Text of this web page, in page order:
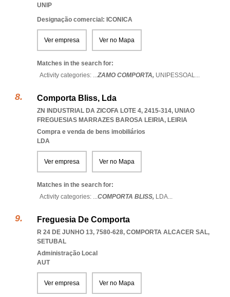
UNIP
Designação comercial: ICONICA
Ver empresa Ver no Mapa
Matches in the search for:
Activity categories: ...ZAMO COMPORTA, UNIPESSOAL...
Comporta Bliss, Lda
ZN INDUSTRIAL DA ZICOFA LOTE 4, 2415-314, UNIAO
FREGUESIAS MARRAZES BAROSA LEIRIA, LEIRIA
Compra e venda de bens imobiliários
LDA
Ver empresa Ver no Mapa
Matches in the search for:
Activity categories: ...COMPORTA BLISS, LDA...
Freguesia De Comporta
R 24 DE JUNHO 13, 7580-628, COMPORTA ALCACER SAL,
SETUBAL
Administração Local
AUT
Ver empresa Ver no Mapa